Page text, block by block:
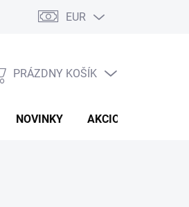
EUR
NÁKUPNÝ
PRÁZDNY KOŠÍK
NOVINKY AKCIOVÁ PONUKA